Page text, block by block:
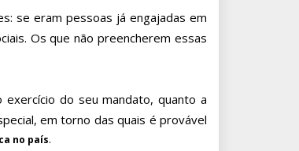
se eram pessoas já engajadas em
Os que não preencherem essas
do seu mandato, quanto a
em torno das quais é provável
no país.